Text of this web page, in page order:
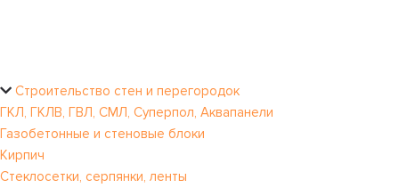
Строительство стен и перегородок
ГКЛ, ГКЛВ, ГВЛ, СМЛ, Суперпол, Аквапанели
Газобетонные и стеновые блоки
Кирпич
Стеклосетки, серпянки, ленты